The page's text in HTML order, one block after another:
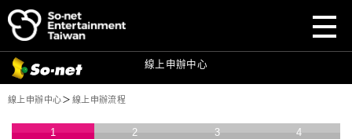
前往 So-net官網
前往 So-net官網
前往 So-net 目前頁面：
線上申辦中心
線上申辦中心＞ 線上申辦流程
1 2 3 4